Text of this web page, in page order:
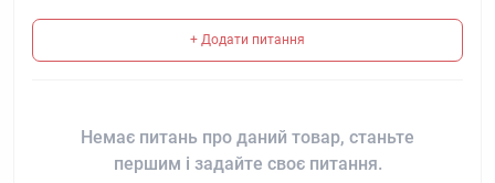
+ Додати питання
Немає питань про даний товар, станьте
першим і задайте своє питання.